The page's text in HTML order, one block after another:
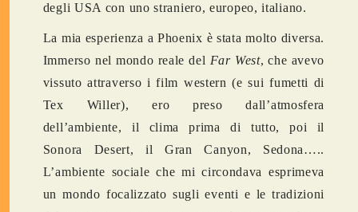
degli USA con uno straniero, europeo, italiano.
La mia esperienza a Phoenix è stata molto diversa.
Immerso nel mondo reale del Far West, che avevo
vissuto attraverso i film western (e sui fumetti di
Tex Willer), ero preso dall’atmosfera
dell’ambiente, il clima prima di tutto, poi il
Sonora Desert, il Gran Canyon, Sedona…..
L’ambiente sociale che mi circondava esprimeva
un mondo focalizzato sugli eventi e le tradizioni